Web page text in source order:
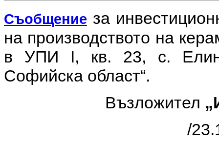
Съобщение за
на производството на
в УПИ I, кв. 23, с.
Софийска област“.
Възложител
/